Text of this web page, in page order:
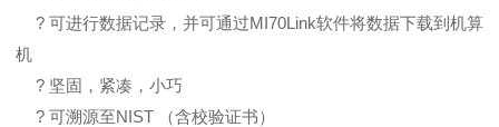
? 可进行数据记录，并可通过MI70Link软件将数据下载到机算
机
? 坚固，紧凑，小巧
? 可溯源至NIST （含校验证书）